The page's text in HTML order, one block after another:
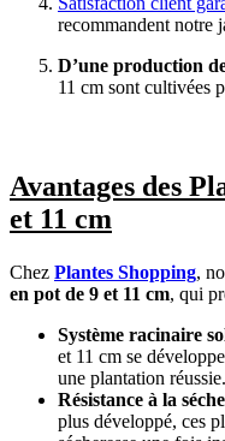
recommandent notre
D’une production
11 cm sont cultivées
Avantages des
et 11 cm
Chez Plantes Shopping,
en pot de 9 et 11 cm, qui
Système racinaire
et 11 cm se
une plantation réussie.
Résistance à la
plus développé, ces